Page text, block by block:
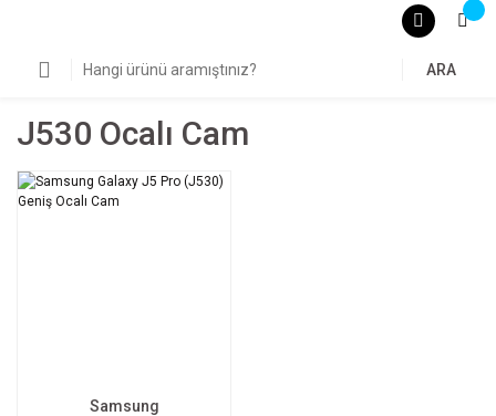
ARA
J530 Ocalı Cam
Samsung